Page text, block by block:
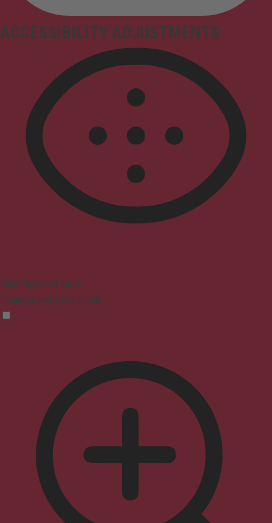
ACCESSIBILITY ADJUSTMENTS
Vision Impaired Mode
Enhances website's visuals